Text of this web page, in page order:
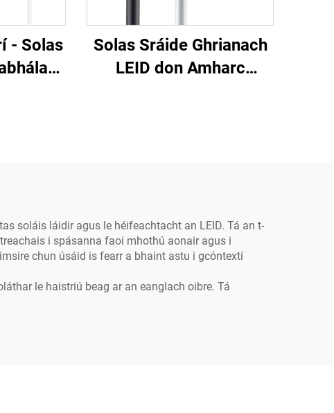
- Solas
Solas Sráide Ghrianach
LEID don Amharc
soláis láidir agus le héifeachtacht an LEID. Tá an t-
i spásanna faoi mhothú aonair agus i
chun úsáid is fearr a bhaint astu i gcóntextí
le haistriú beag ar an eanglach oibre. Tá